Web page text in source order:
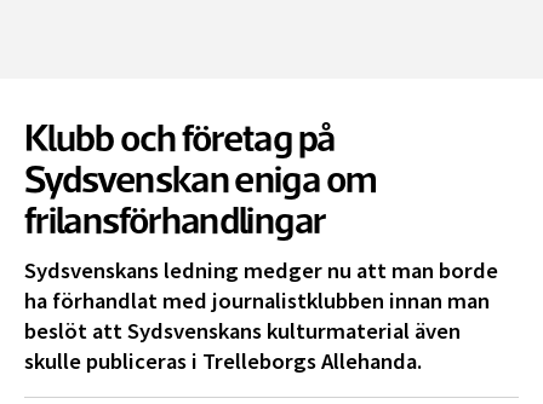
Klubb och företag på
Sydsvenskan eniga om
frilansförhandlingar
Sydsvenskans ledning medger nu att man borde
ha förhandlat med journalistklubben innan man
beslöt att Sydsvenskans kulturmaterial även
skulle publiceras i Trelleborgs Allehanda.